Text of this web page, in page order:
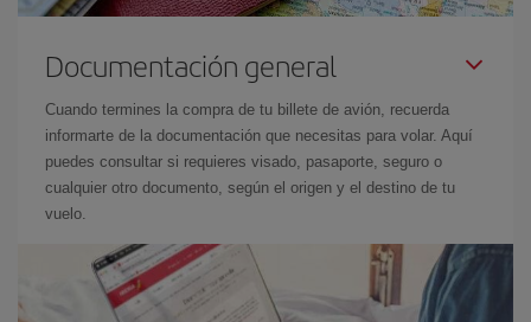
Documentación general
Cuando termines la compra de tu billete de avión, recuerda
informarte de la documentación que necesitas para volar. Aquí
puedes consultar si requieres visado, pasaporte, seguro o
cualquier otro documento, según el origen y el destino de tu
vuelo.